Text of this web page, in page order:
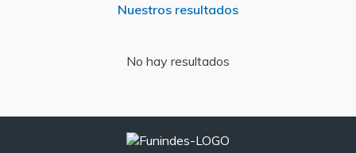
Nuestros resultados
No hay resultados